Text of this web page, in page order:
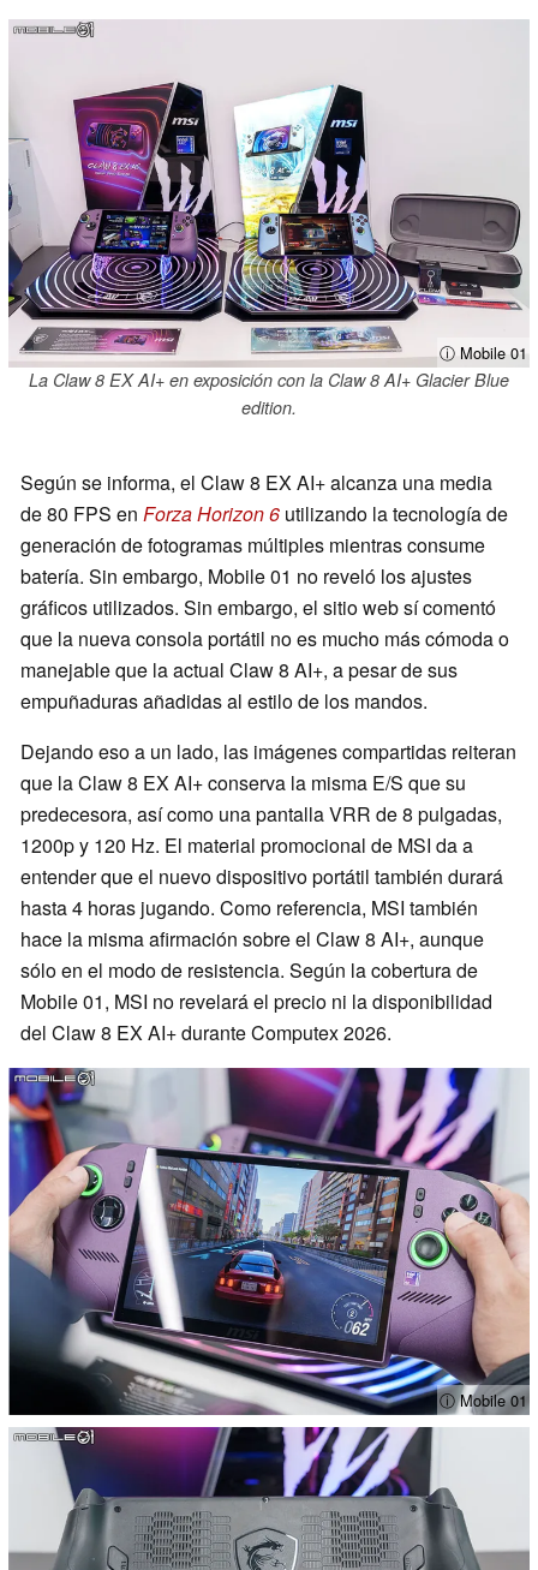
ⓘ Mobile 01
La Claw 8 EX AI+ en exposición con la Claw 8 AI+ Glacier Blue
edition.
Según se informa, el Claw 8 EX AI+ alcanza una media
de 80 FPS en Forza Horizon 6 utilizando la tecnología de
generación de fotogramas múltiples mientras consume
batería. Sin embargo, Mobile 01 no reveló los ajustes
gráficos utilizados. Sin embargo, el sitio web sí comentó
que la nueva consola portátil no es mucho más cómoda o
manejable que la actual Claw 8 AI+, a pesar de sus
empuñaduras añadidas al estilo de los mandos.
Dejando eso a un lado, las imágenes compartidas reiteran
que la Claw 8 EX AI+ conserva la misma E/S que su
predecesora, así como una pantalla VRR de 8 pulgadas,
1200p y 120 Hz. El material promocional de MSI da a
entender que el nuevo dispositivo portátil también durará
hasta 4 horas jugando. Como referencia, MSI también
hace la misma afirmación sobre el Claw 8 AI+, aunque
sólo en el modo de resistencia. Según la cobertura de
Mobile 01, MSI no revelará el precio ni la disponibilidad
del Claw 8 EX AI+ durante Computex 2026.
ⓘ Mobile 01